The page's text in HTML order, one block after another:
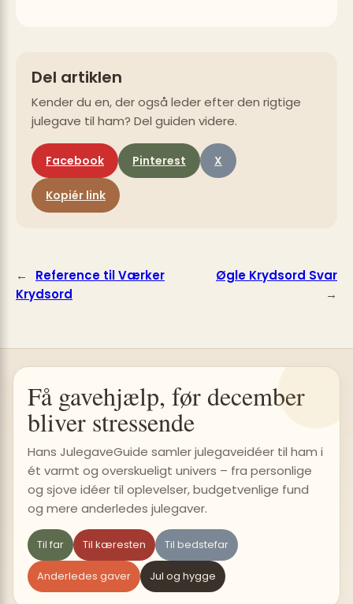
Del artiklen
Kender du en, der også leder efter den rigtige
julegave til ham? Del guiden videre.
Facebook Pinterest X
Kopiér link
←
Reference til Værker
Krydsord
Øgle Krydsord Svar
→
Få gavehjælp, før december
bliver stressende
Hans JulegaveGuide samler julegaveidéer til ham i
ét varmt og overskueligt univers – fra personlige
og sjove idéer til oplevelser, budgetvenlige fund
og mere anderledes julegaver.
Til far Til kæresten Til bedstefar
Anderledes gaver Jul og hygge